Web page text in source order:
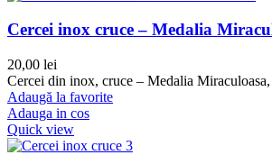
Cercei inox cruce – Medalia
20,00 lei
Cercei din inox, cruce – Medalia
Adaugă la favorite
Adauga in cos
Quick view